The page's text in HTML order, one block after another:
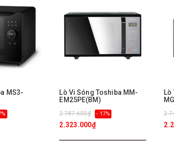
MS3-
Lò Vi Sóng Toshiba MM-
EM25PE(BM)
2.787.600₫ - 17%
2.323.000₫
Lò